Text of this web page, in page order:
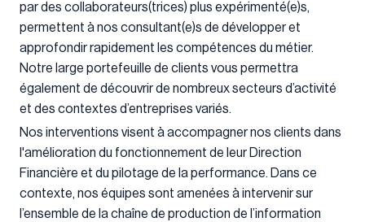
par des collaborateurs(trices) plus expérimenté(e)s,
permettent à nos consultant(e)s de développer et
approfondir rapidement les compétences du métier.
Notre large portefeuille de clients vous permettra
également de découvrir de nombreux secteurs d’activité
et des contextes d’entreprises variés.
Nos interventions visent à accompagner nos clients dans
l'amélioration du fonctionnement de leur Direction
Financière et du pilotage de la performance. Dans ce
contexte, nos équipes sont amenées à intervenir sur
l’ensemble de la chaîne de production de l’information